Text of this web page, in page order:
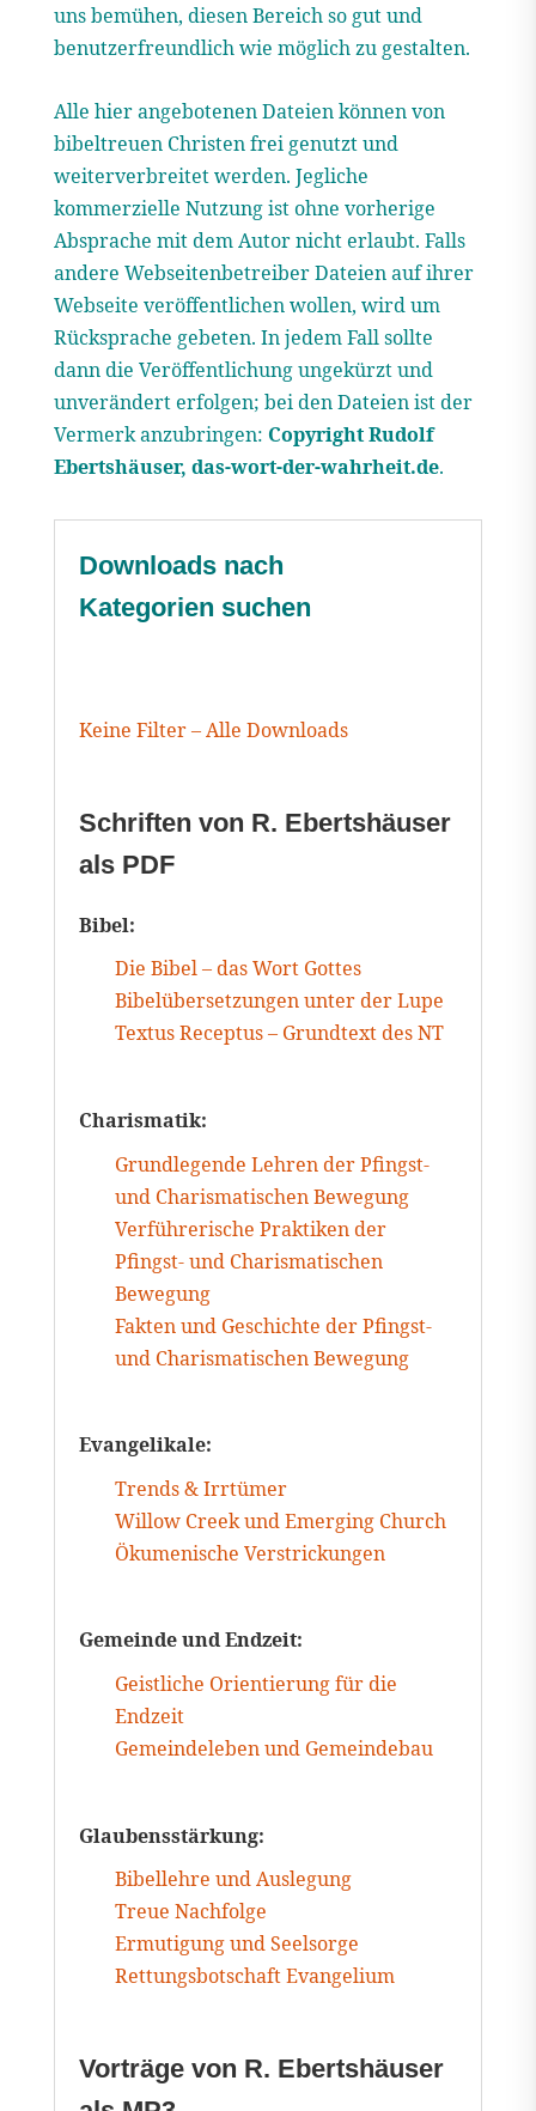
uns bemühen, diesen Bereich so gut und
benutzerfreundlich wie möglich zu gestalten.
Alle hier angebotenen Dateien können von
bibeltreuen Christen frei genutzt und
weiterverbreitet werden. Jegliche
kommerzielle Nutzung ist ohne vorherige
Absprache mit dem Autor nicht erlaubt. Falls
andere Webseitenbetreiber Dateien auf ihrer
Webseite veröffentlichen wollen, wird um
Rücksprache gebeten. In jedem Fall sollte
dann die Veröffentlichung ungekürzt und
unverändert erfolgen; bei den Dateien ist der
Vermerk anzubringen: Copyright Rudolf
Ebertshäuser, das-wort-der-wahrheit.de.
Downloads nach
Kategorien suchen
Keine Filter – Alle Downloads
Schriften von R. Ebertshäuser
als PDF
Bibel:
Die Bibel – das Wort Gottes
Bibelübersetzungen unter der Lupe
Textus Receptus – Grundtext des NT
Charismatik:
Grundlegende Lehren der Pfingst-
und Charismatischen Bewegung
Verführerische Praktiken der
Pfingst- und Charismatischen
Bewegung
Fakten und Geschichte der Pfingst-
und Charismatischen Bewegung
Evangelikale:
Trends & Irrtümer
Willow Creek und Emerging Church
Ökumenische Verstrickungen
Gemeinde und Endzeit:
Geistliche Orientierung für die
Endzeit
Gemeindeleben und Gemeindebau
Glaubensstärkung:
Bibellehre und Auslegung
Treue Nachfolge
Ermutigung und Seelsorge
Rettungsbotschaft Evangelium
Vorträge von R. Ebertshäuser